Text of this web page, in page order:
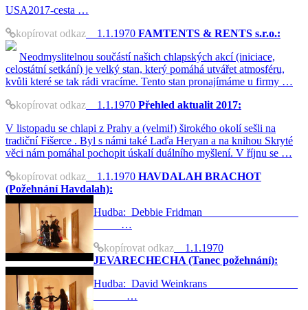
USA2017-cesta …
kopírovat odkaz 1.1.1970 FAMTENTS & RENTS s.r.o.:
Neodmyslitelnou součástí našich chlapských akcí (iniciace,
celostátní setkání) je velký stan, který pomáhá utvářet atmosféru,
kvůli které se tak rádi vracíme. Tento stan pronajímáme u firmy …
kopírovat odkaz 1.1.1970 Přehled aktualit 2017:
V listopadu se chlapi z Prahy a (velmi!) širokého okolí sešli na
tradiční Fišerce . Byl s námi také Laďa Heryan a na knihou Skryté
věci nám pomáhal pochopit úskalí duálního myšlení. V říjnu se …
kopírovat odkaz 1.1.1970 HAVDALAH BRACHOT
(Požehnání Havdalah):
Hudba: Debbie Fridman
…
kopírovat odkaz 1.1.1970
JEVARECHECHA (Tanec požehnání):
Hudba: David Weinkrans
…